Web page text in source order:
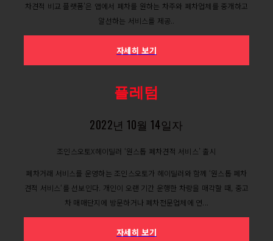
차견적 비교 플랫폼’은 앱에서 폐차를 원하는 차주와 폐차업체를 중개하고
알선하는 서비스를 제공..
자세히 보기
플레텀
2022년 10월 14일자
조인스오토X헤이딜러 ‘원스톱 폐차견적 서비스’ 출시
폐차거래 서비스를 운영하는 조인스오토가 헤이딜러와 함께 ‘원스톱 폐차
견적 서비스‘를 선보인다. 개인이 오랜 기간 운행한 차량을 매각할 때, 중고
차 매매단지에 방문하거나 폐차전문업체에 연...
자세히 보기